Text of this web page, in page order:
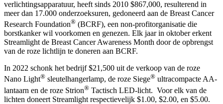
verlichtingsapparatuur, heeft sinds 2010 $867,000, resulterend in
meer dan 17.000 onderzoeksuren, gedoneerd aan de Breast Cancer
Research Foundation® (BCRF), een non-profitorganisatie die
borstkanker wil voorkomen en genezen. Elk jaar in oktober erkent
Streamlight de Breast Cancer Awareness Month door de opbrengst
van de roze lichtlijn te doneren aan BCRF.
In 2022 schonk het bedrijf $21,500 uit de verkoop van de roze
Nano Light® sleutelhangerlamp, de roze Siege® ultracompacte AA-
lantaarn en de roze Strion® Tactisch LED-licht. Voor elk van de
lichten doneert Streamlight respectievelijk $1.00, $2.00, en $5.00.